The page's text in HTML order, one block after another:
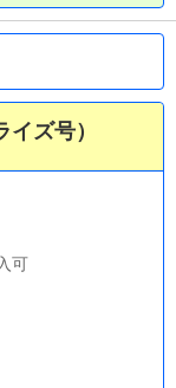
ズ号）
可